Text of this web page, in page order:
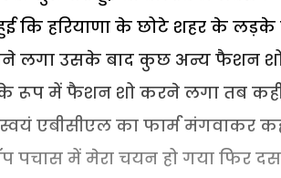
कि हरियाणा के छोटे शहर के
लगा उसके बाद कुछ अन्य फैशन
के रूप में फैशन शो करने लगा तब
एबीसीएल का फार्म मंगवाकर
पचास में मेरा चयन हो गया फिर दस